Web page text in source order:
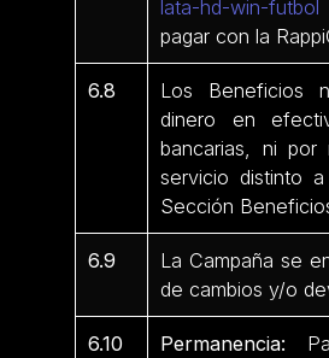
lata-hd-win-futbol
pagar con la
6.8
Los Beneficios
dinero en
bancarias, ni
servicio distinto
Sección
6.9
La Campaña se
de cambios y/o
6.10 Permanencia: